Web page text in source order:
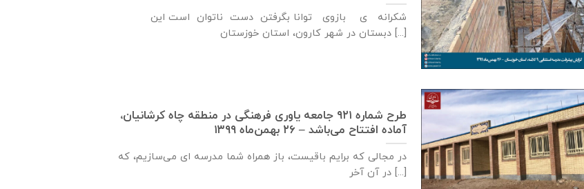
شکرانه ی بازوی توانا بگرفتن دست ناتوان است این
دبستان در شهر كارون، استان خوزستان [...]
طرح شماره ۹۲۱ جامعه ياوری فرهنگی در منطقه چاه کرشانیان،
آماده افتتاح می‌باشد – ۲۶ بهمن‌ماه ۱۳۹۹
در مجالی که برایم باقیست، باز همراه شما مدرسه ای می‌سازیم، که
در آن آخر [...]